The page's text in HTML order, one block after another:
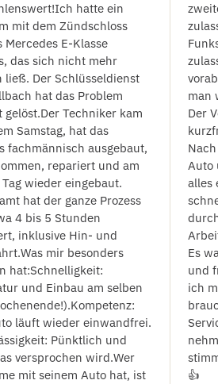
​Ich hatte ein
mit dem Zündschloss
Mercedes E-Klasse
das sich nicht mehr
ließ. Der Schlüsseldienst
hat das Problem
gelöst. ​Der Techniker kam
Samstag, hat das
fachmännisch ausgebaut,
repariert und am
wieder eingebaut.
hat der ganze Prozess
4 bis 5 Stunden
inklusive Hin- und
​Was mir besonders
hat: ​Schnelligkeit:
und Einbau am selben
​Kompetenz:
läuft wieder einwandfrei.
Pünktlich und
versprochen wird. ​Wer
mit seinem Auto hat, ist
man
Der
Auto
alles
Es
und
ich
👍